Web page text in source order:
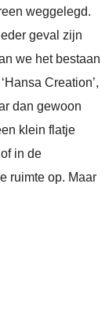
weggelegd.
geval zijn
we het bestaan
Creation’,
dan gewoon
klein flatje
in de
ruimte op. Maar